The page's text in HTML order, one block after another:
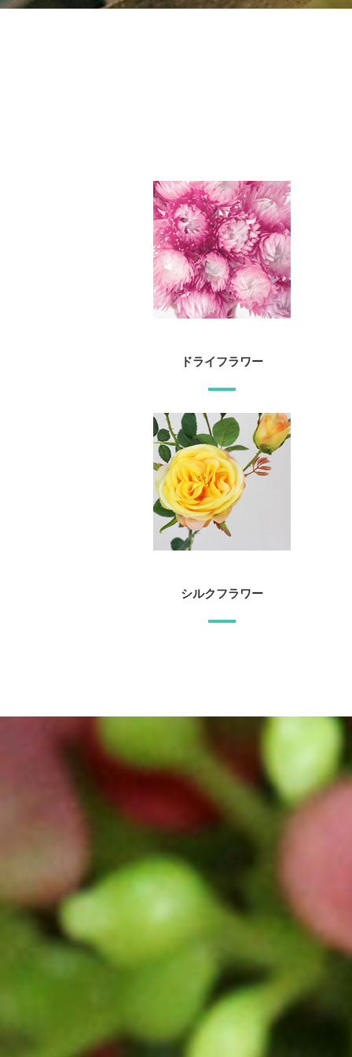
ドライフラワー
シルクフラワー